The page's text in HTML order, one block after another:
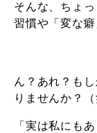
そんな、ちょ
習慣や「変な癖
ん？あれ？も
りませんか？（
「実は私にも